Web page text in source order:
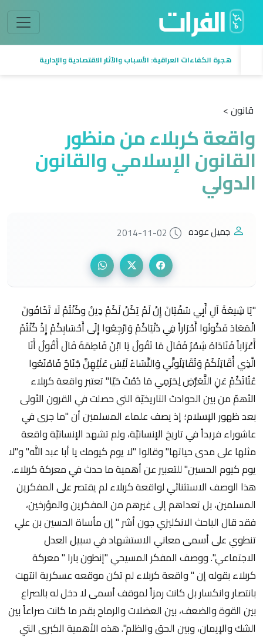
هجرة الكفاءات العراقية: الأسباب والآثار الاقتصادية والإدارية
قانون >
واقعة كربلاء من منظور
القانون الإسلامي والقانون
الدولي
جميل عوده 2014-11-02
"يَا شِيعَةَ آلِ أَبِي سُفْيَانَ إِنْ لَمْ يَكُنْ لَكُمْ دِينٌ وكُنْتُمْ لَا تَخَافُونَ
الْمَعَادَ فَكُونُوا أَحْرَاراً فِي دُنْيَاكُمْ وَارْجِعُوا إِلَى أَحْسَابِكُمْ إِذْ كُنْتُمْ
أَعْرَاباً فَنَادَاهُ شِمْرٌ فَقَالَ مَا تَقُولُ يَا ابْنَ فَاطِمَةَ قَالَ أَقُولُ أَنَا
الَّذِي أُقَاتِلُكُمْ وَتُقَاتِلُونِّي وَالنِّسَاءُ لَيْسَ عَلَيْهِنَّ جُنَاحٌ فَامْنَعُوا
عُتُاتَكُمْ عَنِ التَّعَرُّضِ لِحَرَمِي مَا دُمْتُ حَيّا" تعتبر واقعة كربلاء
الأهمّ من بين الحوادث التاريخيّة التي حصلت في القرون الأولى
بعد ظهور الإسلام؛ إذ يصف علماء المسلمين أن "ما جرى في
عاشوراء فريداً في تاريخ الإنسانيّة، ولم تشهد الإنسانيّة واقعة
مثلها على مدى حياتها" وقالوا "لا يوم كيومك يا أبا عبد الله" و"لا
يوم كيوم الحسين" للتعبير عن أهمية ما حدث في معركة كربلاء.
هذا الوصف الاستثنائي لواقعة كربلاء لم يقتصر على المفكرين
المسلمين، بل تعداهم إلى غيرهم من المفكرين والمؤرخين،
فقد قال الباحث الانكليزي جون أشر " إن مأساة الحسين بن علي
تنطوي على أسمى معاني الاستشهاد في سبيل العدل
الاجتماعي". ووصف المفكر المسيحي "إنطون بارا " معركة
كربلاء بقوله إن " واقعة كربلاء لم تكن موقعه عسكرية انتهت
بانتصار وانكسار بل كانت رمزاً لموقف أسمى لا دخل له بالصراع
بين القوة والضعف، بين العضلات والرماح بقدر ما كانت صراعاً بين
الشك والإيمان، وبين الحق والظلم". هذه الأهمية الكبرى التي